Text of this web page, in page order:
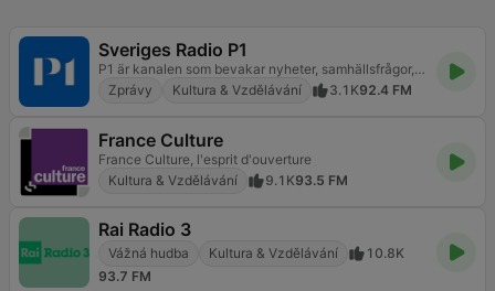
Sveriges Radio P1
P1 är kanalen som bevakar nyheter, samhällsfrågor, kultur, vetenskap och livsstil. Lyssna direkt och fördjupa dig.
Zprávy
Kultura & Vzdělávání 3.1K92.4 FM
France Culture
France Culture, l'esprit d'ouverture
Kultura & Vzdělávání
9.1K93.5 FM
Rai Radio 3
Vážná hudba Kultura & Vzdělávání
10.8K
93.7 FM